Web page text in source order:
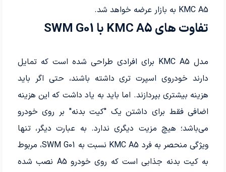
KMC A5 به بازار عرضه خواهد شد.
تفاوت های KMC A5 با SWM G01
مدل KMC A5 برای افرادی طراحی شده است که تمایل
دارند خودروی اسپرت تری داشته باشند، حتی اگر باید
هزینه بیشتری بپردازند. اما باید به یاد داشت که این هزینه
اضافی فقط برای داشتن یک "کیت بدنه" بر روی خودرو
می‌باشد؛ هیچ مزیت دیگری ندارد. به عبارت دیگر، تنها
ویژگی منحصر به فرد KMC A5 نسبت به SWM G01، مربوط
به کیت بدنه جذابی است که روی خودرو A5 نصب شده